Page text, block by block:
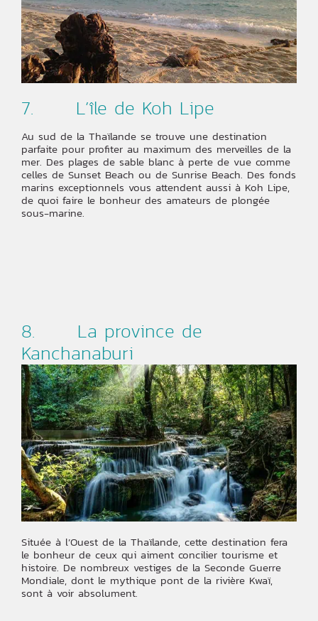
7. L’île de Koh Lipe
Au sud de la Thaïlande se trouve une destination
parfaite pour profiter au maximum des merveilles de la
mer. Des plages de sable blanc à perte de vue comme
celles de Sunset Beach ou de Sunrise Beach. Des fonds
marins exceptionnels vous attendent aussi à Koh Lipe,
de quoi faire le bonheur des amateurs de plongée
sous-marine.
8. La province de
Kanchanaburi
Située à l’Ouest de la Thaïlande, cette destination fera
le bonheur de ceux qui aiment concilier tourisme et
histoire. De nombreux vestiges de la Seconde Guerre
Mondiale, dont le mythique pont de la rivière Kwaï,
sont à voir absolument.